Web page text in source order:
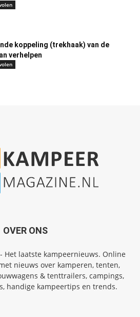
koppeling (trekhaak) van de
verhelpen
OVER ONS
Het laatste kampeernieuws. Online
nieuws over kamperen, tenten,
& tenttrailers, campings,
handige kampeertips en trends.